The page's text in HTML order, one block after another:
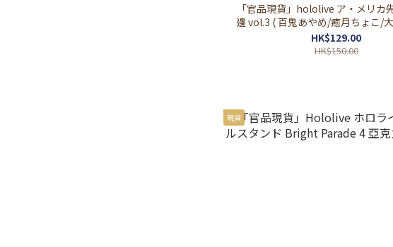
「官品現貨」hololive ア・メリカ
邊 vol.3 ( 百鬼あやめ/癒月ちょこ/
兎田ぺこら /不知火フレア /白銀ノ
マリン/ラプラス・ダークネス/鷹嶺
HK$129.00
HK$150.00
現貨